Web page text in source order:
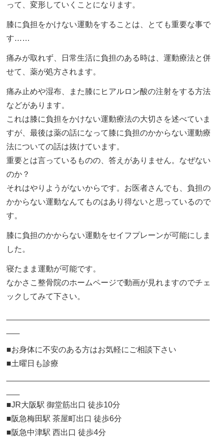
って、変形していくことになります。
膝に負担をかけない運動をすることは、とても重要な事で
す……
痛みが取れず、日常生活に負担のある時は、運動療法と併
せて、薬が処方されます。
痛み止めや湿布、また膝にヒアルロン酸の注射をする方法
などがあります。
これは膝に負担をかけない運動療法の大切さを述べていま
すが、最後は薬の話になって膝に負担のかからない運動療
法についての話は抜けています。
重要とは言っているものの、答えがありません。なぜない
のか？
それはやりようがないからです。お医者さんでも、負担の
かからない運動なんてものはあり得ないと思っているので
す。
膝に負担のかからない運動をセイフプレーンが可能にしま
した。
寝たまま運動が可能です。
なかさこ整骨院のホームページで動画が見れますのでチェ
ックしてみて下さい。
■お身体に不安のある方はお気軽にご相談下さい
■土曜日も診療
■JR大阪駅 御堂筋出口 徒歩10分
■阪急梅田駅 茶屋町出口 徒歩6分
■阪急中津駅 西出口 徒歩4分